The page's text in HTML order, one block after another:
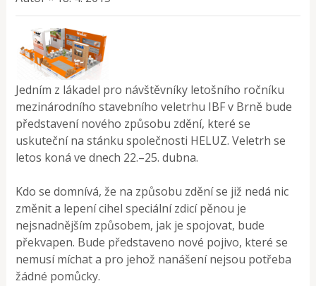
Jedním z lákadel pro návštěvníky letošního ročníku
mezinárodního stavebního veletrhu IBF v Brně bude
představení nového způsobu zdění, které se
uskuteční na stánku společnosti HELUZ. Veletrh se
letos koná ve dnech 22.–25. dubna.
Kdo se domnívá, že na způsobu zdění se již nedá nic
změnit a lepení cihel speciální zdicí pěnou je
nejsnadnějším způsobem, jak je spojovat, bude
překvapen. Bude představeno nové pojivo, které se
nemusí míchat a pro jehož nanášení nejsou potřeba
žádné pomůcky.